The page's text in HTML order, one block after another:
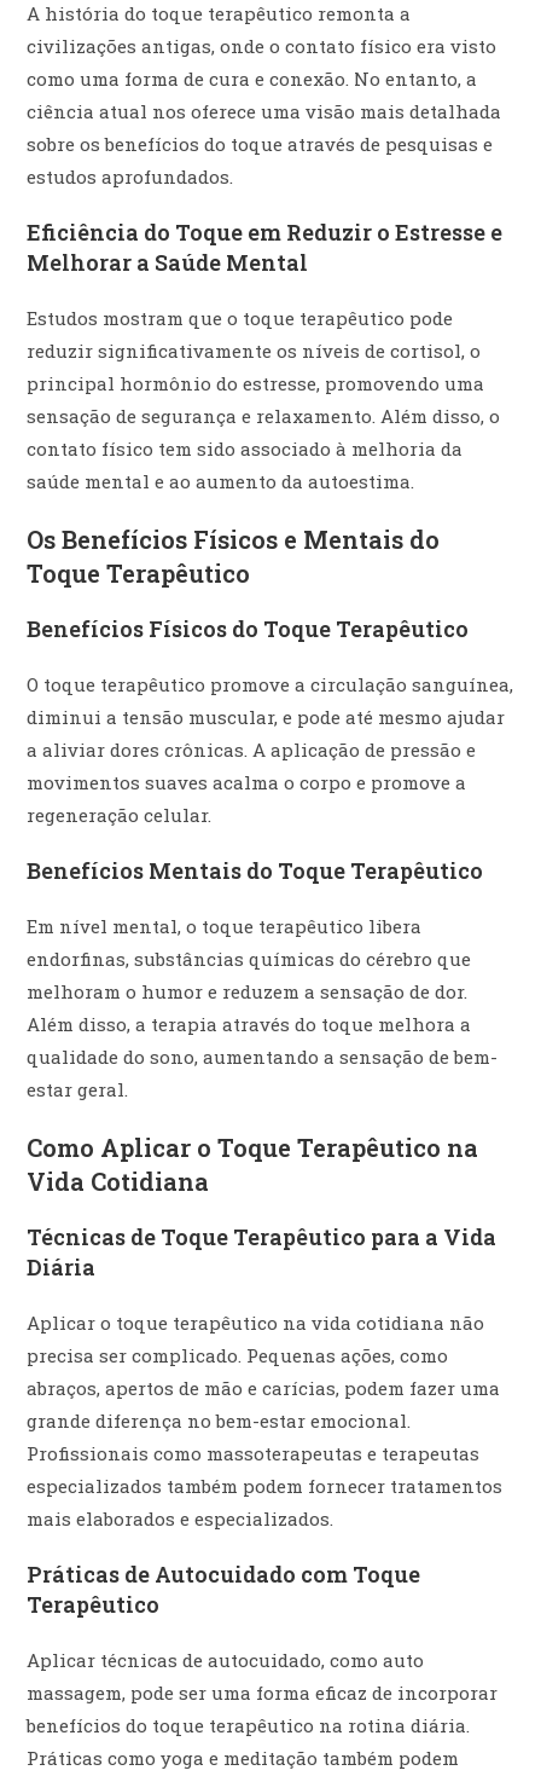
A história do toque terapêutico remonta a
civilizações antigas, onde o contato físico era visto
como uma forma de cura e conexão. No entanto, a
ciência atual nos oferece uma visão mais detalhada
sobre os benefícios do toque através de pesquisas e
estudos aprofundados.
Eficiência do Toque em Reduzir o Estresse e
Melhorar a Saúde Mental
Estudos mostram que o toque terapêutico pode
reduzir significativamente os níveis de cortisol, o
principal hormônio do estresse, promovendo uma
sensação de segurança e relaxamento. Além disso, o
contato físico tem sido associado à melhoria da
saúde mental e ao aumento da autoestima.
Os Benefícios Físicos e Mentais do
Toque Terapêutico
Benefícios Físicos do Toque Terapêutico
O toque terapêutico promove a circulação sanguínea,
diminui a tensão muscular, e pode até mesmo ajudar
a aliviar dores crônicas. A aplicação de pressão e
movimentos suaves acalma o corpo e promove a
regeneração celular.
Benefícios Mentais do Toque Terapêutico
Em nível mental, o toque terapêutico libera
endorfinas, substâncias químicas do cérebro que
melhoram o humor e reduzem a sensação de dor.
Além disso, a terapia através do toque melhora a
qualidade do sono, aumentando a sensação de bem-
estar geral.
Como Aplicar o Toque Terapêutico na
Vida Cotidiana
Técnicas de Toque Terapêutico para a Vida
Diária
Aplicar o toque terapêutico na vida cotidiana não
precisa ser complicado. Pequenas ações, como
abraços, apertos de mão e carícias, podem fazer uma
grande diferença no bem-estar emocional.
Profissionais como massoterapeutas e terapeutas
especializados também podem fornecer tratamentos
mais elaborados e especializados.
Práticas de Autocuidado com Toque
Terapêutico
Aplicar técnicas de autocuidado, como auto
massagem, pode ser uma forma eficaz de incorporar
benefícios do toque terapêutico na rotina diária.
Práticas como yoga e meditação também podem